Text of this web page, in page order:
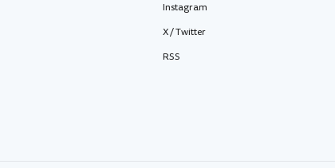
Instagram
X / Twitter
RSS